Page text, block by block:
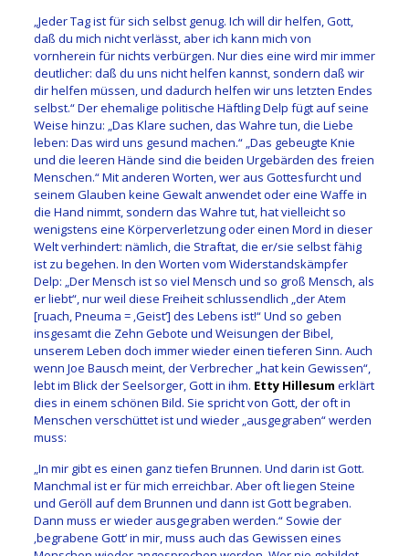
„Jeder Tag ist für sich selbst genug. Ich will dir helfen, Gott,
daß du mich nicht verlässt, aber ich kann mich von
vornherein für nichts verbürgen. Nur dies eine wird mir immer
deutlicher: daß du uns nicht helfen kannst, sondern daß wir
dir helfen müssen, und dadurch helfen wir uns letzten Endes
selbst.“ Der ehemalige politische Häftling Delp fügt auf seine
Weise hinzu: „Das Klare suchen, das Wahre tun, die Liebe
leben: Das wird uns gesund machen.“ „Das gebeugte Knie
und die leeren Hände sind die beiden Urgebärden des freien
Menschen.“ Mit anderen Worten, wer aus Gottesfurcht und
seinem Glauben keine Gewalt anwendet oder eine Waffe in
die Hand nimmt, sondern das Wahre tut, hat vielleicht so
wenigstens eine Körperverletzung oder einen Mord in dieser
Welt verhindert: nämlich, die Straftat, die er/sie selbst fähig
ist zu begehen. In den Worten vom Widerstandskämpfer
Delp: „Der Mensch ist so viel Mensch und so groß Mensch, als
er liebt“, nur weil diese Freiheit schlussendlich „der Atem
[ruach, Pneuma = ‚Geist‘] des Lebens ist!“ Und so geben
insgesamt die Zehn Gebote und Weisungen der Bibel,
unserem Leben doch immer wieder einen tieferen Sinn. Auch
wenn Joe Bausch meint, der Verbrecher „hat kein Gewissen“,
lebt im Blick der Seelsorger, Gott in ihm. Etty Hillesum erklärt
dies in einem schönen Bild. Sie spricht von Gott, der oft in
Menschen verschüttet ist und wieder „ausgegraben“ werden
muss:
„In mir gibt es einen ganz tiefen Brunnen. Und darin ist Gott.
Manchmal ist er für mich erreichbar. Aber oft liegen Steine
und Geröll auf dem Brunnen und dann ist Gott begraben.
Dann muss er wieder ausgegraben werden.“ Sowie der
‚begrabene Gott‘ in mir, muss auch das Gewissen eines